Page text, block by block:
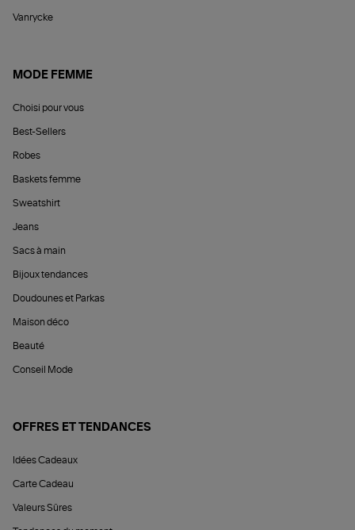
Vanrycke
MODE FEMME
Choisi pour vous
Best-Sellers
Robes
Baskets femme
Sweatshirt
Jeans
Sacs à main
Bijoux tendances
Doudounes et Parkas
Maison déco
Beauté
Conseil Mode
OFFRES ET TENDANCES
Idées Cadeaux
Carte Cadeau
Valeurs Sûres